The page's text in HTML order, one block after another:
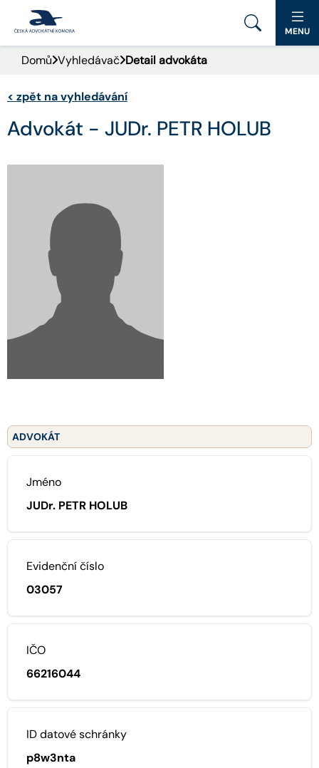
PORTÁL ČAK
DOMŮ
AKTUALITY
PRO VEŘEJNOST
ADVOKÁTNÍ DENÍK
KONTAKT
MENU
Domů Vyhledávač Detail advokáta
< zpět na vyhledávání
Advokát - JUDr. PETR HOLUB
ADVOKÁT
Jméno
JUDr. PETR HOLUB
Evidenční číslo
03057
IČO
66216044
ID datové schránky
p8w3nta